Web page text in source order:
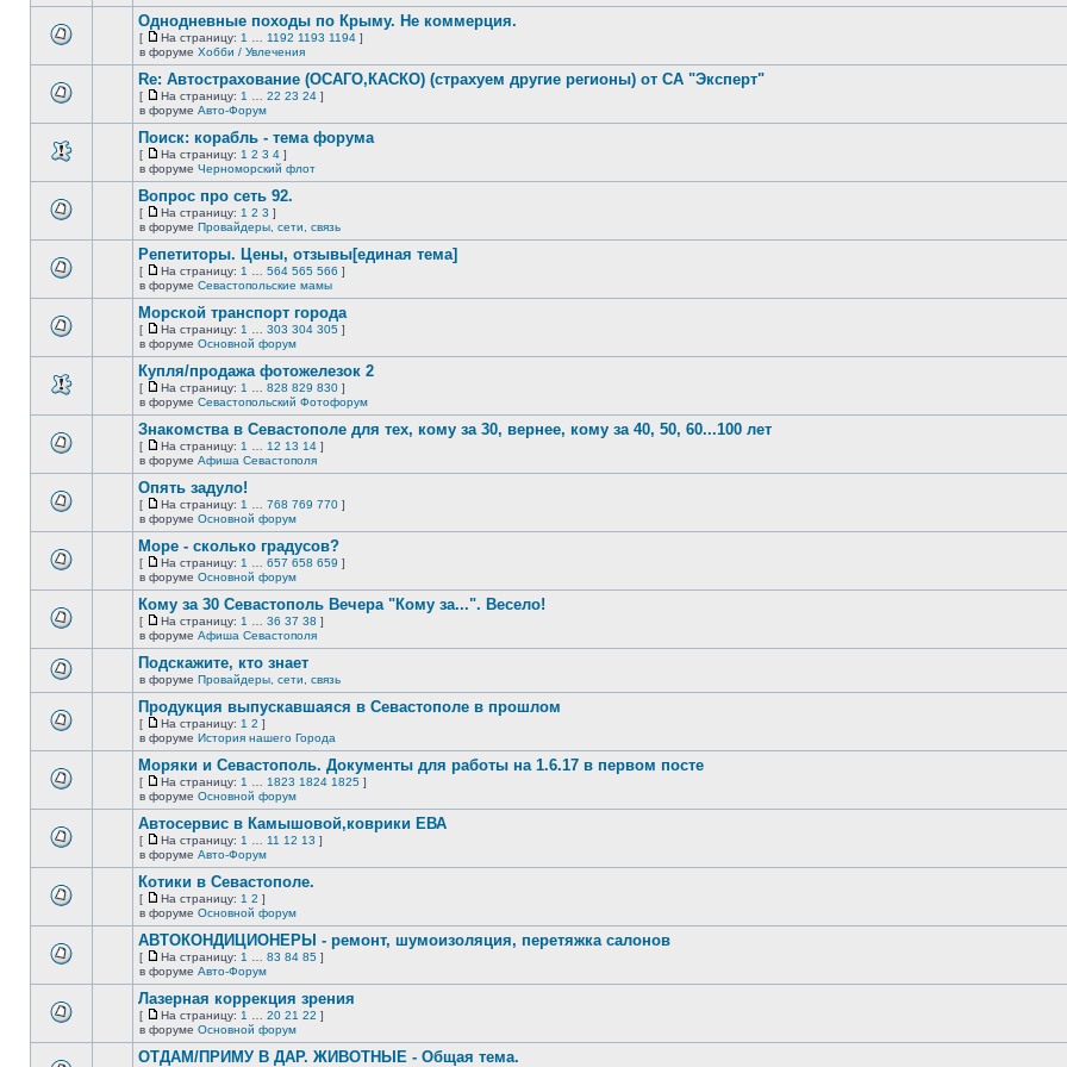
сообщений.
этой
непрочитанных
сообщений.
этой
непрочитанных
сообщений.
Однодневные походы по Крыму. Не коммерция.
[
На
страницу
На страницу: 1 1192 1193 1194 ]
в форуме Хобби / Увлечения
этой
непрочитанных
сообщений.
Re: Автострахование (ОСАГО,КАСКО) (страхуем другие регионы) от СА "Эксперт"
[
На
страницу
На страницу: 1 22 23 24 ]
в форуме Авто-Форум
этой
непрочитанных
сообщений.
Поиск: корабль - тема форума
[
На
страницу
На страницу: 1 2 3 4 ]
в форуме Черноморский флот
этой
непрочитанных
сообщений.
Вопрос про сеть 92.
[
На
страницу
На страницу: 1 2 3 ]
в форуме Провайдеры, сети, связь
этой
непрочитанных
сообщений.
Репетиторы. Цены, отзывы[единая тема]
[
На
страницу
На страницу: 1 564 565 566 ]
в форуме Севастопольские мамы
этой
непрочитанных
сообщений.
Морской транспорт города
[
На
страницу
На страницу: 1 303 304 305 ]
в форуме Основной форум
этой
непрочитанных
сообщений.
Купля/продажа фотожелезок 2
[
На
страницу
На страницу: 1 828 829 830 ]
в форуме Севастопольский Фотофорум
этой
непрочитанных
сообщений.
Знакомства в Севастополе для тех, кому за 30, вернее, кому за 40, 50, 60...100 лет
[
На
страницу
На страницу: 1 12 13 14 ]
в форуме Афиша Севастополя
этой
непрочитанных
сообщений.
Опять задуло!
[
На
страницу
На страницу: 1 768 769 770 ]
в форуме Основной форум
этой
непрочитанных
сообщений.
Море - сколько градусов?
[
На
страницу
На страницу: 1 657 658 659 ]
в форуме Основной форум
этой
непрочитанных
сообщений.
Кому за 30 Севастополь Вечера "Кому за...". Весело!
[
На
страницу
На страницу: 1 36 37 38 ]
в форуме Афиша Севастополя
непрочитанных
сообщений.
Подскажите, кто знает
в форуме Провайдеры, сети, связь
этой
непрочитанных
Продукция выпускавшаяся в Севастополе в прошлом
[
На
страницу
На страницу: 1 2 ]
в форуме История нашего Города
этой
непрочитанных
сообщений.
Моряки и Севастополь. Документы для работы на 1.6.17 в первом посте
[
На
страницу
На страницу: 1 1823 1824 1825 ]
в форуме Основной форум
этой
непрочитанных
Автосервис в Камышовой,коврики ЕВА
[
На
страницу
На страницу: 1 11 12 13 ]
в форуме Авто-Форум
этой
непрочитанных
сообщений.
Котики в Севастополе.
[
На
страницу
На страницу: 1 2 ]
в форуме Основной форум
этой
непрочитанных
сообщений.
АВТОКОНДИЦИОНЕРЫ - ремонт, шумоизоляция, перетяжка салонов
[
На
страницу
На страницу: 1 83 84 85 ]
в форуме Авто-Форум
этой
Лазерная коррекция зрения
[
На
страницу
На страницу: 1 20 21 22 ]
в форуме Основной форум
ОТДАМ/ПРИМУ В ДАР. ЖИВОТНЫЕ - Общая тема.